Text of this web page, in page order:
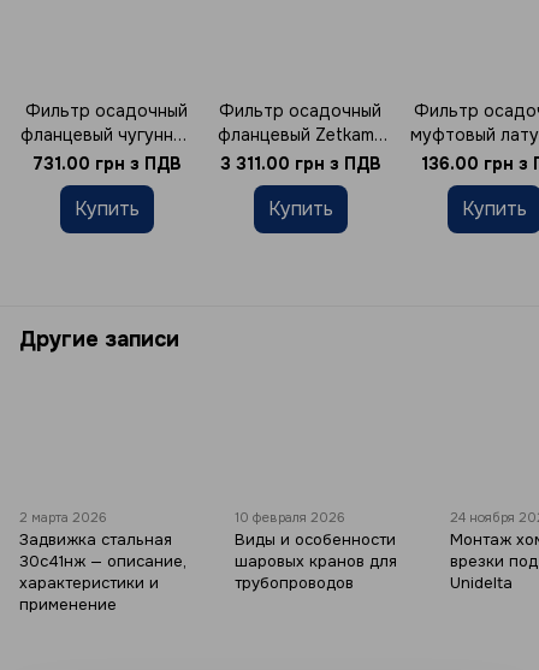
Фильтр осадочный
фланцевый чугунный
Ду32 Ру16
731.00 грн з ПДВ
Купить
Фильтр осадочный
фланцевый Zetkama
арт. 821 Ду40 Ру16
3 311.00 грн з ПДВ
Купить
Фильтр
муфтовый
Thermo
Ру10
136.00 грн з
Купить
Другие записи
2 марта 2026
Задвижка стальная
30с41нж — описание,
характеристики и
применение
10 февраля 2026
Виды и особенности
шаровых кранов для
трубопроводов
24 ноября
Монтаж
врезки
Unidelta